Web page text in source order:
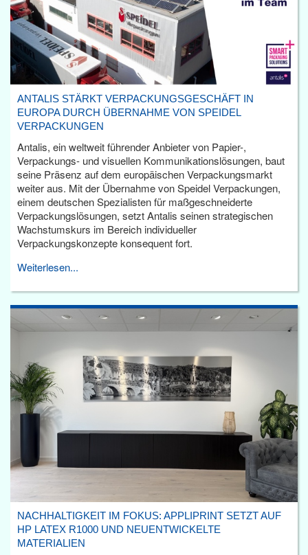
ANTALIS STÄRKT VERPACKUNGSGESCHÄFT IN
EUROPA DURCH ÜBERNAHME VON SPEIDEL
VERPACKUNGEN
Antalis, ein weltweit führender Anbieter von Papier-,
Verpackungs- und visuellen Kommunikationslösungen, baut
seine Präsenz auf dem europäischen Verpackungsmarkt
weiter aus. Mit der Übernahme von Speidel Verpackungen,
einem deutschen Spezialisten für maßgeschneiderte
Verpackungslösungen, setzt Antalis seinen strategischen
Wachstumskurs im Bereich individueller
Verpackungskonzepte konsequent fort.
Weiterlesen...
NACHHALTIGKEIT IM FOKUS: APPLIPRINT SETZT AUF
HP LATEX R1000 UND NEUENTWICKELTE
MATERIALIEN